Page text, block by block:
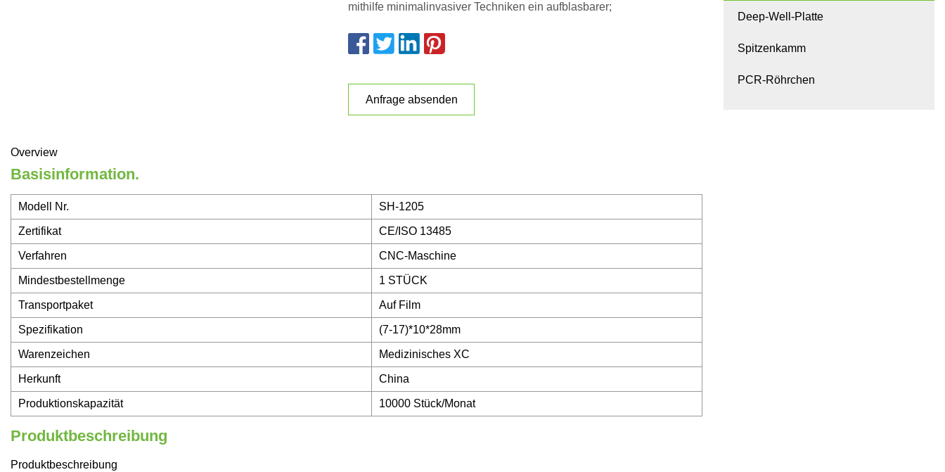
mithilfe minimalinvasiver Techniken ein aufblasbarer;
Anfrage absenden
Overview
Basisinformation.
Modell Nr. SH-1205
Zertifikat CE/ISO 13485
Verfahren CNC-Maschine
Mindestbestellmenge 1 STÜCK
Transportpaket Auf Film
Spezifikation (7-17)*10*28mm
Warenzeichen Medizinisches XC
Herkunft China
Produktionskapazität 10000 Stück/Monat
Produktbeschreibung
Produktbeschreibung
Deep-Well-Platte
Spitzenkamm
PCR-Röhrchen